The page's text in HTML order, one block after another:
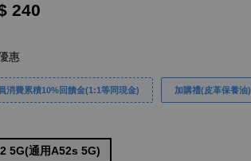
240
惠
消費累積10%回饋金(1:1等同現金) 加購禮(皮革保養油)
5G(通用A52s 5G)